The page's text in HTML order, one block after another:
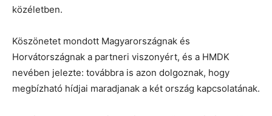
közéletben.
Köszönetet mondott Magyarországnak és
Horvátországnak a partneri viszonyért, és a HMDK
nevében jelezte: továbbra is azon dolgoznak, hogy
megbízható hídjai maradjanak a két ország kapcsolatának.